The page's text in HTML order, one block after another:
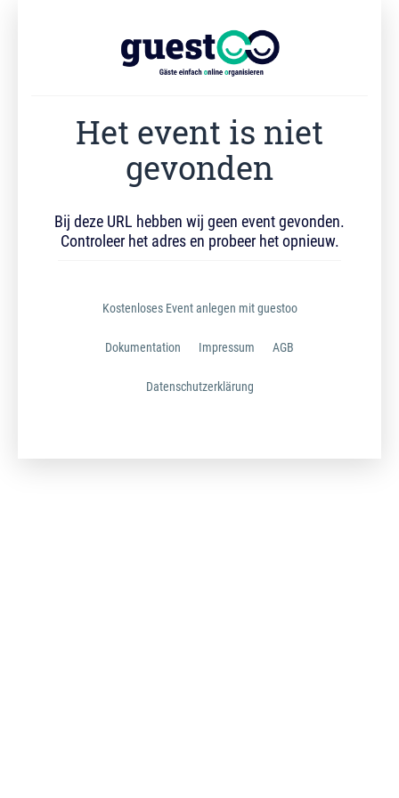
Het event is niet
gevonden
Bij deze URL hebben wij geen event gevonden.
Controleer het adres en probeer het opnieuw.
Kostenloses Event anlegen mit guestoo
Dokumentation Impressum AGB
Datenschutzerklärung